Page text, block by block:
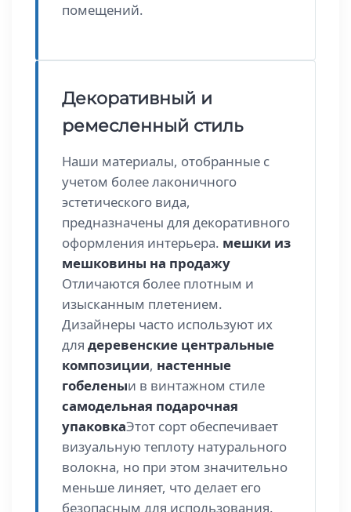
помещений.
Декоративный и
ремесленный стиль
Наши материалы, отобранные с
учетом более лаконичного
эстетического вида,
предназначены для декоративного
оформления интерьера. мешки из
мешковины на продажу
Отличаются более плотным и
изысканным плетением.
Дизайнеры часто используют их
для деревенские центральные
композиции, настенные
гобеленыи в винтажном стиле
самодельная подарочная
упаковкаЭтот сорт обеспечивает
визуальную теплоту натурального
волокна, но при этом значительно
меньше линяет, что делает его
безопасным для использования.